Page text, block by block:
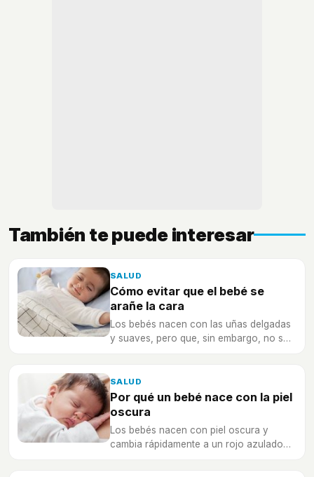
También te puede interesar
SALUD
Cómo evitar que el bebé se
arañe la cara
Los bebés nacen con las uñas delgadas
y suaves, pero que, sin embargo, no son
SALUD
Por qué un bebé nace con la piel
oscura
Los bebés nacen con piel oscura y
cambia rápidamente a un rojo azulado